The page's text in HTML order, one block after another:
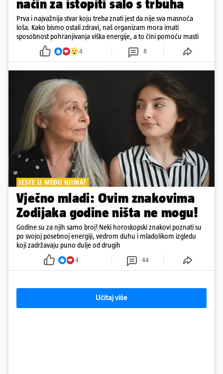
način za istopiti salo s trbuha
Prva i najvažnija stvar koju treba znati jest da nije sva masnoća
loša. Kako bismo ostali zdravi, naš organizam mora imati
sposobnost pohranjivanja viška energije, a to čini pomoću masti
4 8
JESTE LI MEĐU NJIMA?
Vječno mladi: Ovim znakovima
Zodijaka godine ništa ne mogu!
Godine su za njih samo broj! Neki horoskopski znakovi poznati su
po svojoj posebnoj energiji, vedrom duhu i mladolikom izgledu
koji zadržavaju puno dulje od drugih
4 44
Učitaj više